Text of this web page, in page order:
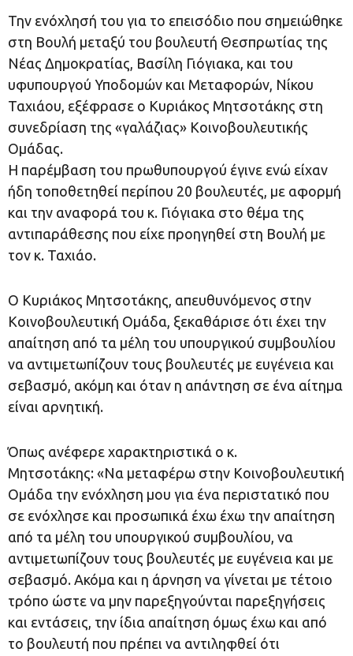
Την ενόχλησή του για το επεισόδιο που σημειώθηκε
στη Βουλή μεταξύ του βουλευτή Θεσπρωτίας της
Νέας Δημοκρατίας, Βασίλη Γιόγιακα, και του
υφυπουργού Υποδομών και Μεταφορών, Νίκου
Ταχιάου, εξέφρασε ο Κυριάκος Μητσοτάκης στη
συνεδρίαση της «γαλάζιας» Κοινοβουλευτικής
Ομάδας.
Η παρέμβαση του πρωθυπουργού έγινε ενώ είχαν
ήδη τοποθετηθεί περίπου 20 βουλευτές, με αφορμή
και την αναφορά του κ. Γιόγιακα στο θέμα της
αντιπαράθεσης που είχε προηγηθεί στη Βουλή με
τον κ. Ταχιάο.
Ο Κυριάκος Μητσοτάκης, απευθυνόμενος στην
Κοινοβουλευτική Ομάδα, ξεκαθάρισε ότι έχει την
απαίτηση από τα μέλη του υπουργικού συμβουλίου
να αντιμετωπίζουν τους βουλευτές με ευγένεια και
σεβασμό, ακόμη και όταν η απάντηση σε ένα αίτημα
είναι αρνητική.
Όπως ανέφερε χαρακτηριστικά ο κ.
Μητσοτάκης: «Να μεταφέρω στην Κοινοβουλευτική
Ομάδα την ενόχληση μου για ένα περιστατικό που
σε ενόχλησε και προσωπικά έχω έχω την απαίτηση
από τα μέλη του υπουργικού συμβουλίου, να
αντιμετωπίζουν τους βουλευτές με ευγένεια και με
σεβασμό. Ακόμα και η άρνηση να γίνεται με τέτοιο
τρόπο ώστε να μην παρεξηγούνται παρεξηγήσεις
και εντάσεις, την ίδια απαίτηση όμως έχω και από
το βουλευτή που πρέπει να αντιληφθεί ότι